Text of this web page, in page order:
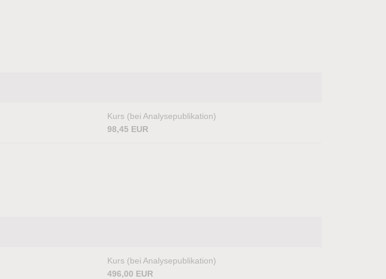
Kurs (bei Analysepublikation)
98,45 EUR
Kurs (bei Analysepublikation)
496,00 EUR